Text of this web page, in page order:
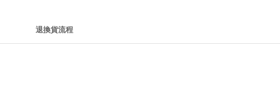
退換貨流程